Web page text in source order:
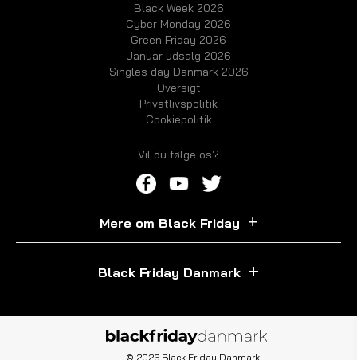
Black Week 2026
Cyber Monday 2026
Green Friday 2026
Januar udsalg 2026
Singles day Danmark 2026
Oversigt
Privatlivspolitik
Cookiepolitik
Vil du følge os?
Mere om Black Friday
Black Friday Danmark
© 2026 Black Friday Danmark